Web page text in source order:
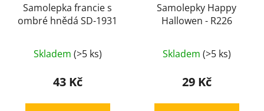
Samolepka francie s
ombré hnědá SD-1931
Skladem (>5 ks)
43 Kč
Samolepky Happy
Hallowen - R226
Skladem (>5 ks)
29 Kč